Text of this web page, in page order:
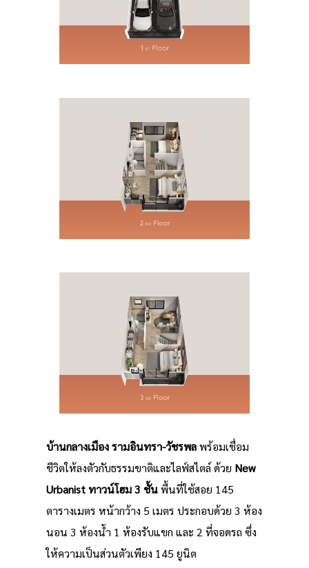
บ้านกลางเมือง รามอินทรา-วัชรพลพร้อมเชื่อม
ชีวิตให้ลงตัวกับธรรมขาติและไลฟ์สไตล์ ด้วย New
Urbanist ทาวน์โฮม 3 ชั้นพื้นที่ใช้สอย 145
ตารางเมตร หน้ากว้าง 5 เมตร ประกอบด้วย 3 ห้อง
นอน 3 ห้องน้ำ 1 ห้องรับแขก และ 2 ที่จอดรถ ซึ่ง
ให้ความเป็นส่วนตัวเพียง 145 ยูนิต